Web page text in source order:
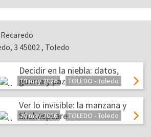
3 45002 , Toledo
Decidir en la niebla: datos,
guerra y paz
19 may 2026 TOLEDO - Toledo
Ver lo invisible: la manzana y
Shakespeare
20 may 2026 TOLEDO - Toledo